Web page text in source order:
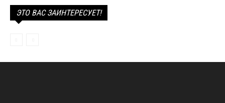
ЭТО ВАС ЗАИНТЕРЕСУЕТ!